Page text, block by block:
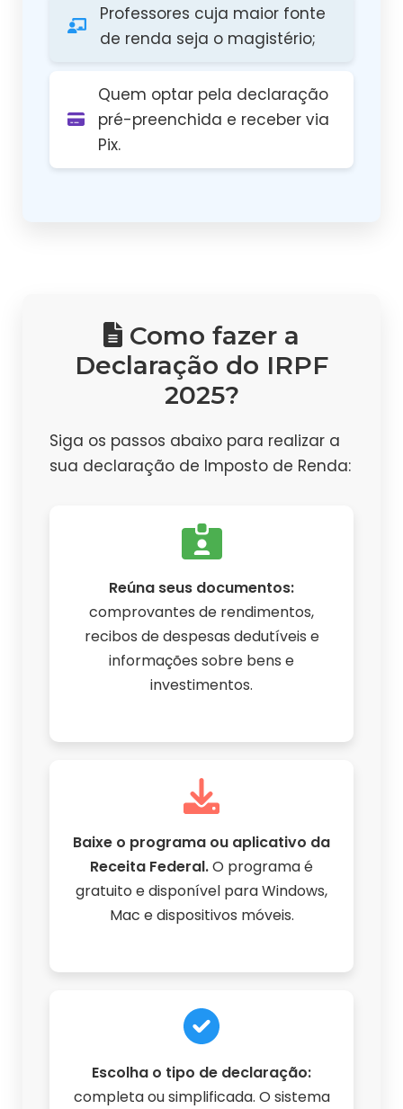
Professores cuja maior fonte
de renda seja o magistério;
Quem optar pela declaração
pré-preenchida e receber via
Pix.
Como fazer a
Declaração do IRPF
2025?
Siga os passos abaixo para realizar a
sua declaração de Imposto de Renda:
Reúna seus documentos:
comprovantes de rendimentos,
recibos de despesas dedutíveis e
informações sobre bens e
investimentos.
Baixe o programa ou aplicativo da
Receita Federal.O programa é
gratuito e disponível para Windows,
Mac e dispositivos móveis.
Escolha o tipo de declaração:
completa ou simplificada. O sistema